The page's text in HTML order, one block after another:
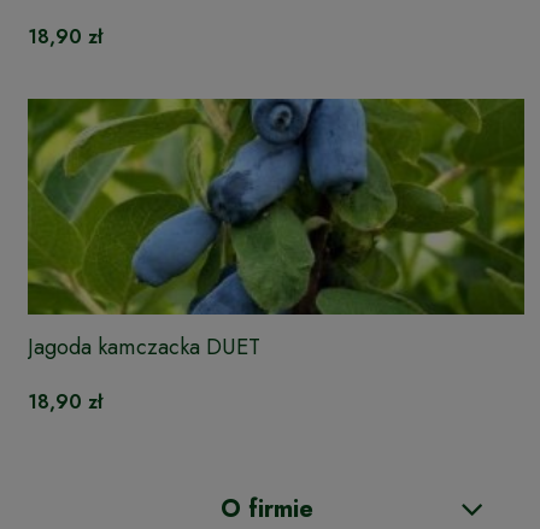
18,90 zł
Jagoda kamczacka DUET
18,90 zł
O firmie